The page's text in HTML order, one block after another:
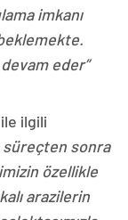
imkanı
eder”
ilgili
süreçten sonra
özellikle
arazilerin